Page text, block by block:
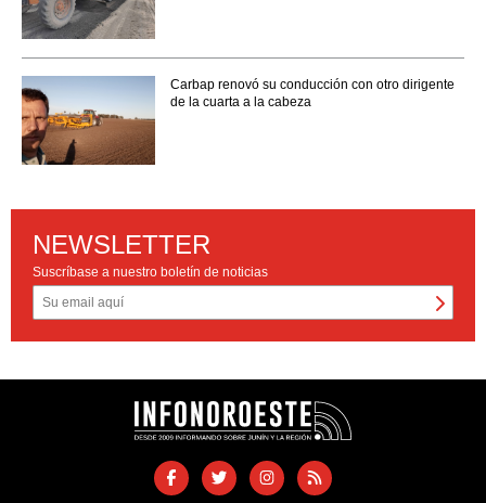
Carbap renovó su conducción con otro dirigente
de la cuarta a la cabeza
NEWSLETTER
Suscríbase a nuestro boletín de noticias